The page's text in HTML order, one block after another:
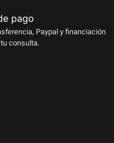
pago
Paypal y financiación
consulta.